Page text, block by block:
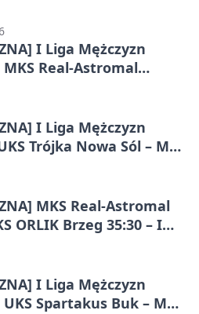
I Liga Mężczyzn
MKS Real-Astromal
I Liga Mężczyzn
Trójka Nowa Sól – MKS
skuteczniejsi w 21.
MKS Real-Astromal
ORLIK Brzeg 35:30 – I
I Liga Mężczyzn
Spartakus Buk – MKS